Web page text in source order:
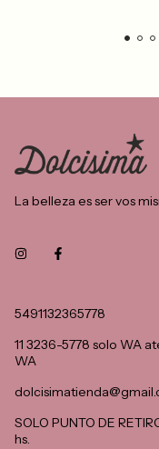
La belleza es ser vos
5491132365778
11 3236-5778 solo WA
WA
SOLO PUNTO DE
hs.